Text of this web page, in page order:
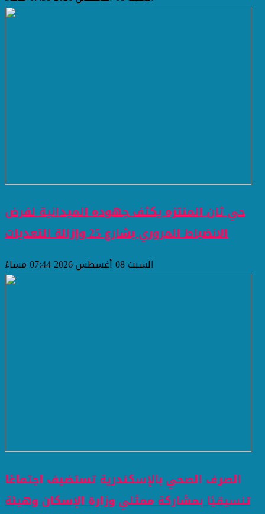
حي ثان المنتزه يكثف جهوده الميدانية لفرض
الانضباط المروري بشارع 25 وإزالة التعديات
السبت 08 أغسطس 2026 07:44 مساءً
الصرف الصحي بالإسكندرية تستضيف اجتماعًا
تنسيقيًا بمشاركة ممثلي وزارة الإسكان وهيئة